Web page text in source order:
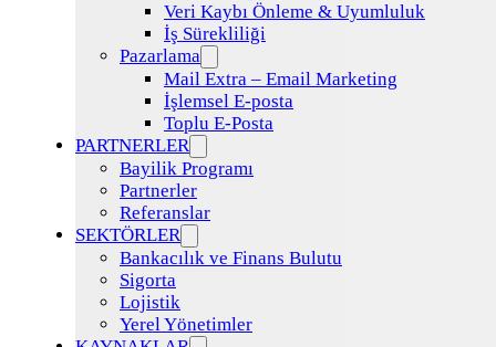
Veri Kaybı Önleme & Uyumluluk
İş Sürekliliği
Pazarlama
Mail Extra – Email Marketing
İşlemsel E-posta
Toplu E-Posta
PARTNERLER
Bayilik Programı
Partnerler
Referanslar
SEKTÖRLER
Bankacılık ve Finans Bulutu
Sigorta
Lojistik
Yerel Yönetimler